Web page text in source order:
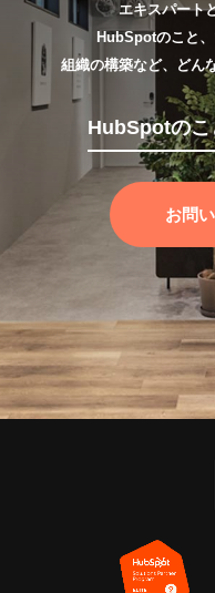
エキスパート
HubSpotのこと、
組織の構築など、どん
HubSpotのこ
お問